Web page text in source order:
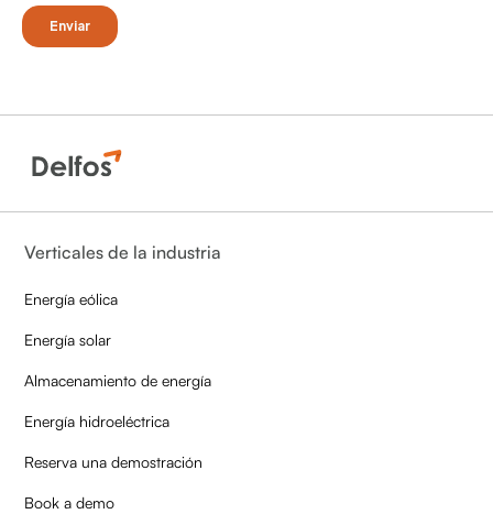
Verticales de la industria
Energía eólica
Energía solar
Almacenamiento de energía
Energía hidroeléctrica
Reserva una demostración
Book a demo